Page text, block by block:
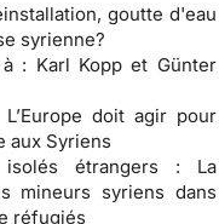
goutte d'eau
syrienne?
: Karl Kopp et Günter
L’Europe doit agir pour
aux Syriens
étrangers : La
mineurs syriens dans
réfugiés